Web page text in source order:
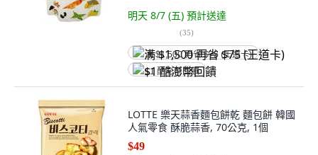
明天 8/7 (五) 預計送達
(35)
满 $1,500 再省 $75 (王道卡)
$1 酷澎幣回饋
LOTTE 樂天蒜香麵包餅乾 麵包餅 韓國
人氣零食 酥脆蒜香, 70公克, 1個
$49